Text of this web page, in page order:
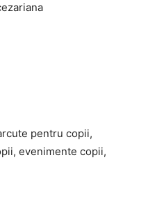
pentru copii,
evenimente copii,